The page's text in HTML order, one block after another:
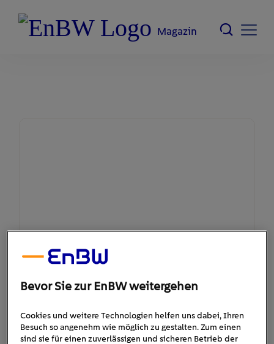
Magazin
Bfp Fuhrpark
Bevor Sie zur EnBW weitergehen
Cookies und weitere Technologien helfen uns dabei, Ihren
Besuch so angenehm wie möglich zu gestalten. Zum einen
sind sie für einen zuverlässigen und sicheren Betrieb der